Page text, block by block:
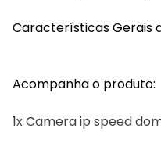
Características Gerais
Acompanha o produto:
1x Camera ip speed